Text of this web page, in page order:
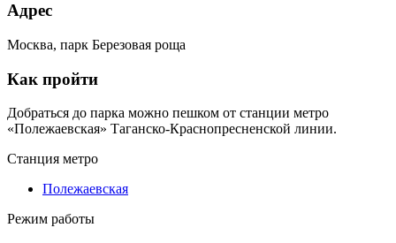
Адрес
Москва, парк Березовая роща
Как пройти
Добраться до парка можно пешком от станции метро
«Полежаевская» Таганско-Краснопресненской линии.
Станция метро
Полежаевская
Режим работы